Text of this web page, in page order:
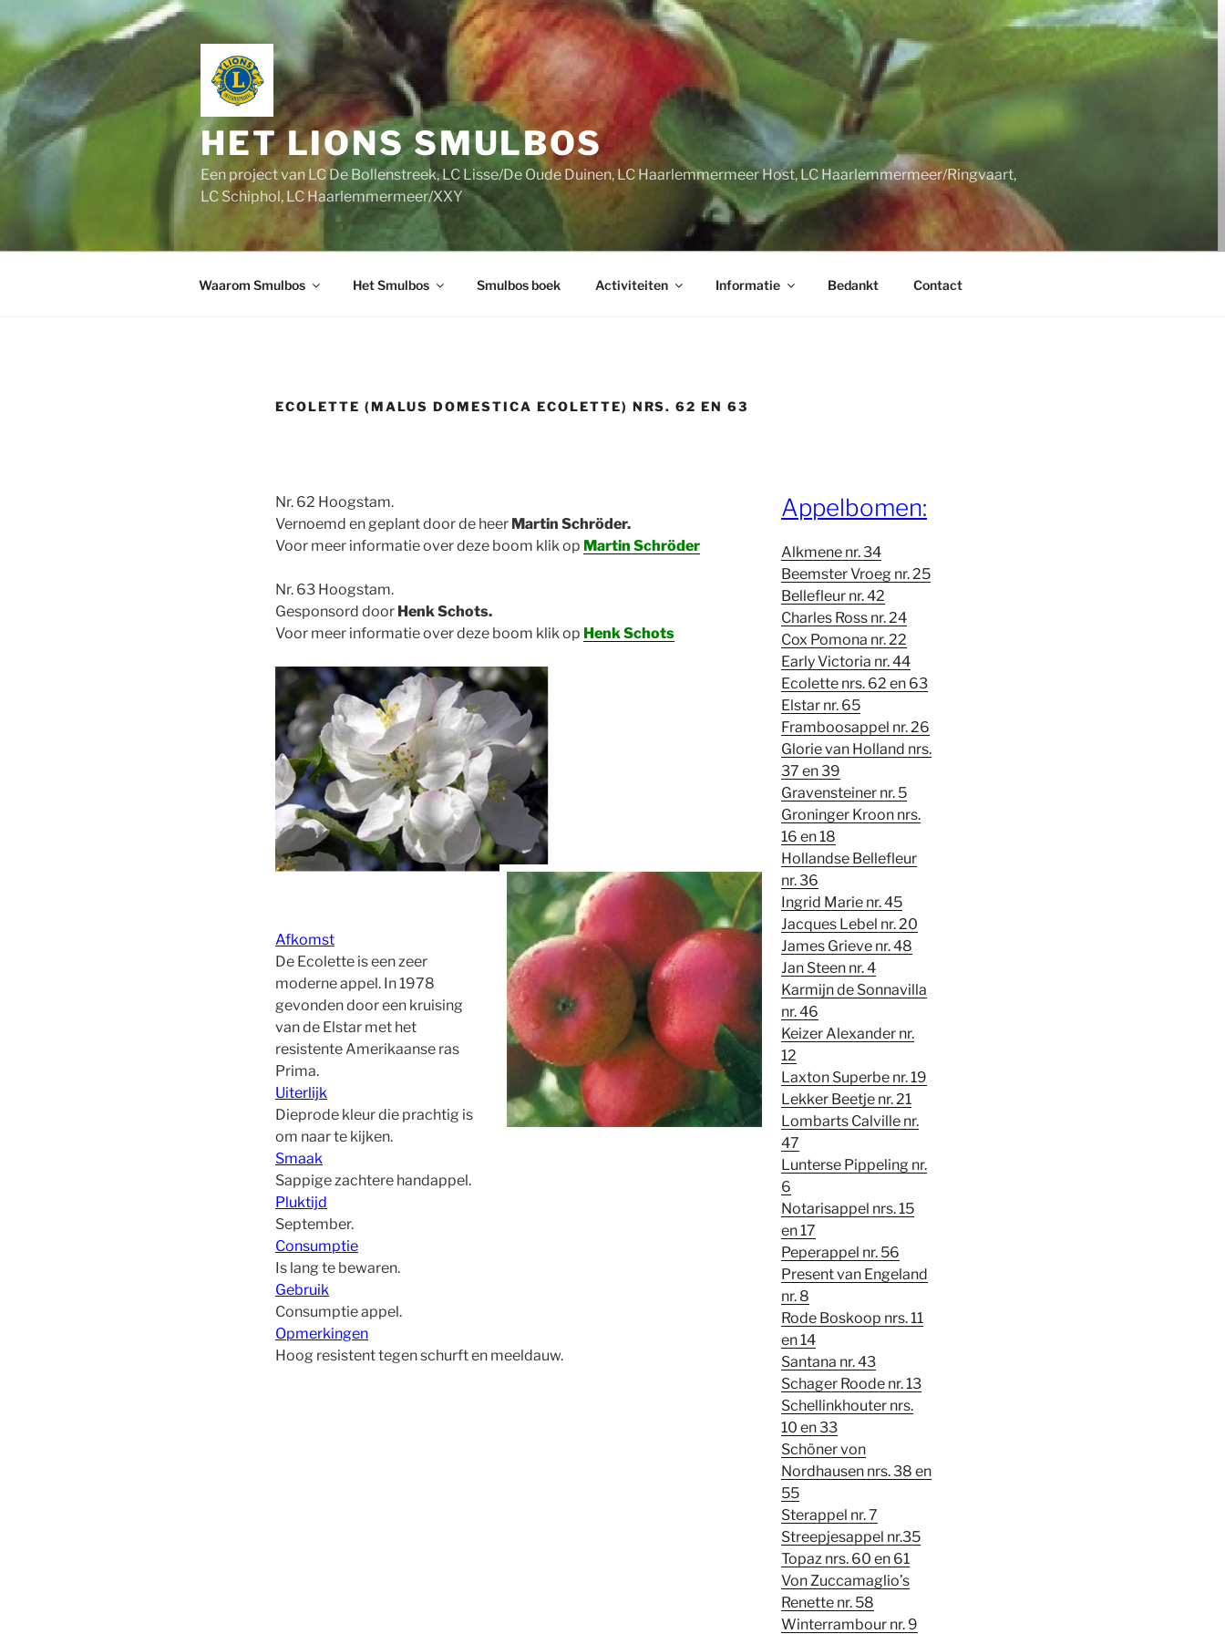
naar
de
inhoud
HET LIONS SMULBOS
Een project van LC De Bollenstreek, LC Lisse/De Oude Duinen, LC Haarlemmermeer Host, LC Haarlemmermeer/Ringvaart,
LC Schiphol, LC Haarlemmermeer/XXY
Waarom Smulbos Het Smulbos Smulbos boek Activiteiten Informatie Bedankt Contact
ECOLETTE (MALUS DOMESTICA ECOLETTE) NRS. 62 EN 63
Nr. 62 Hoogstam.
Vernoemd en geplant door de heer Martin Schröder.
Voor meer informatie over deze boom klik op Martin Schröder
Nr. 63 Hoogstam.
Gesponsord door Henk Schots.
Voor meer informatie over deze boom klik op Henk Schots
Afkomst
De Ecolette is een zeer
moderne appel. In 1978
gevonden door een kruising
van de Elstar met het
resistente Amerikaanse ras
Prima.
Uiterlijk
Dieprode kleur die prachtig is
om naar te kijken.
Smaak
Sappige zachtere handappel.
Pluktijd
September.
Consumptie
Is lang te bewaren.
Gebruik
Consumptie appel.
Opmerkingen
Hoog resistent tegen schurft en meeldauw.
Appelbomen:
Alkmene nr. 34
Beemster Vroeg nr. 25
Bellefleur nr. 42
Charles Ross nr. 24
Cox Pomona nr. 22
Early Victoria nr. 44
Ecolette nrs. 62 en 63
Elstar nr. 65
Framboosappel nr. 26
Glorie van Holland nrs.
37 en 39
Gravensteiner nr. 5
Groninger Kroon nrs.
16 en 18
Hollandse Bellefleur
nr. 36
Ingrid Marie nr. 45
Jacques Lebel nr. 20
James Grieve nr. 48
Jan Steen nr. 4
Karmijn de Sonnavilla
nr. 46
Keizer Alexander nr.
12
Laxton Superbe nr. 19
Lekker Beetje nr. 21
Lombarts Calville nr.
47
Lunterse Pippeling nr.
6
Notarisappel nrs. 15
en 17
Peperappel nr. 56
Present van Engeland
nr. 8
Rode Boskoop nrs. 11
en 14
Santana nr. 43
Schager Roode nr. 13
Schellinkhouter nrs.
10 en 33
Schöner von
Nordhausen nrs. 38 en
55
Sterappel nr. 7
Streepjesappel nr.35
Topaz nrs. 60 en 61
Von Zuccamaglio’s
Renette nr. 58
Winterrambour nr. 9